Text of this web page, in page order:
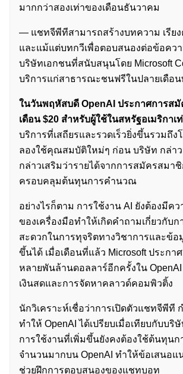
มากกว่าสองเท่าของเดือนธันวาคม
— แชทจีพีทีสามารถสร้างบทความ เรียง
และแม้แต่บทกวีเพื่อตอบสนองต่อข้อควา
บริษัทเอกชนที่สนับสนุนโดย Microsoft
บริการแก่สาธารณะชนฟรีในปลายเดือ
ในวันพฤหัสบดี OpenAI ประกาศการส
เดือน $20 สำหรับผู้ใช้ในสหรัฐอเมริกาเ
บริการที่เสถียรและรวดเร็วยิ่งขึ้นรวมถึง
ลองใช้คุณสมบัติใหม่ๆ ก่อน บริษัท กล่า
กล่าวเสริมว่ารายได้จากการสมัครสมา
ครอบคลุมต้นทุนการคำนวณ
อย่างไรก็ตาม การใช้งาน AI ยังต้องมีค
ของเครื่องมือทำให้เกิดคำถามเกี่ยวกับ
สะดวกในการทุจริตทางวิชาการและข้อ
ขึ้นได้ เมื่อเดือนที่แล้ว Microsoft ประกา
หลายพันล้านดอลลาร์อีกครั้งใน
เงินสดและการจัดหาคลาวด์คอมพิวติ้ง
นักวิเคราะห์เชื่อว่าการเปิดตัวแชทจีพีที
ทำให้ OpenAI ได้เปรียบเมื่อเทียบกับบริ
การใช้งานที่เพิ่มขึ้นยังคงต้องใช้ต้นทุนก
จำนวนมากบน OpenAI ทำให้ข้อเสนอแ
ช่วยฝึกการตอบสนองของแชทบอท